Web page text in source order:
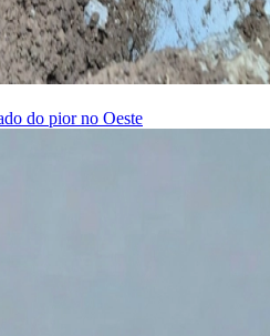
do pior no Oeste